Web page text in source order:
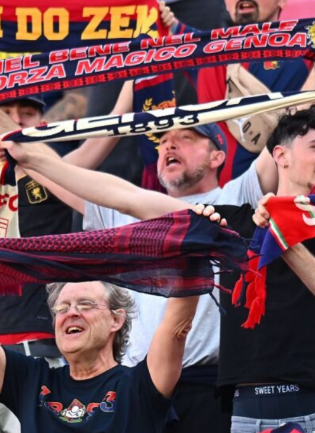
8 Agosto 2026
Genoa su Cheddira: duello con il
Cagliari per l’attaccante del Napoli
8 Agosto 2026
Gudmundsson può lasciare la
Fiorentina: il Genoa osserva, ritorno
possibile?
8 Agosto 2026